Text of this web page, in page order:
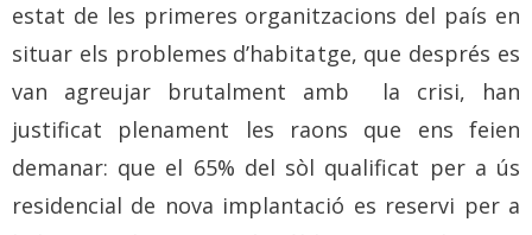
estat de les primeres organitzacions del país en
situar els problemes d’habitatge, que després es
van agreujar brutalment amb la crisi, han
justificat plenament les raons que ens feien
demanar: que el 65% del sòl qualificat per a ús
residencial de nova implantació es reservi per a